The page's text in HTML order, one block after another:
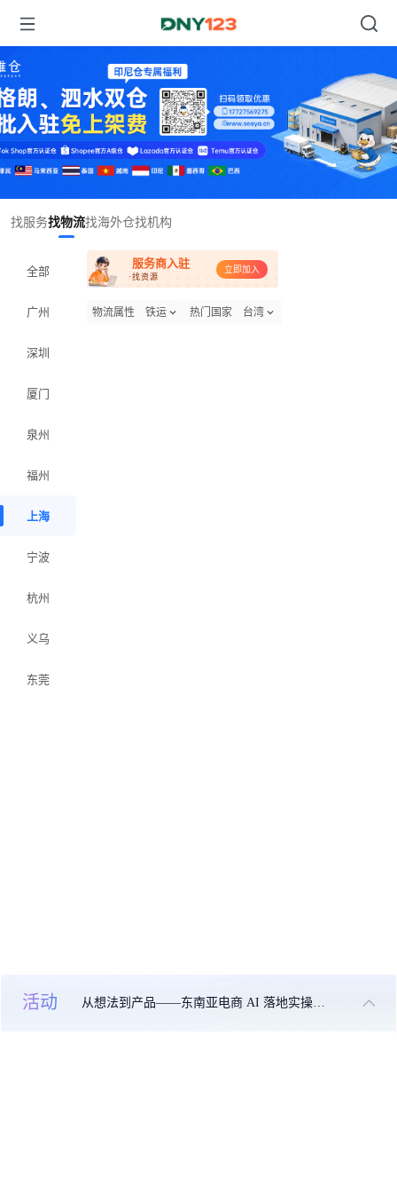
活动
找服务找物流找海外仓找机构
全部
广州
深圳
厦门
泉州
福州
上海
宁波
杭州
义乌
东莞
服务商入驻
·找资源
立即加入
物流属性 铁运 热门国家 台湾